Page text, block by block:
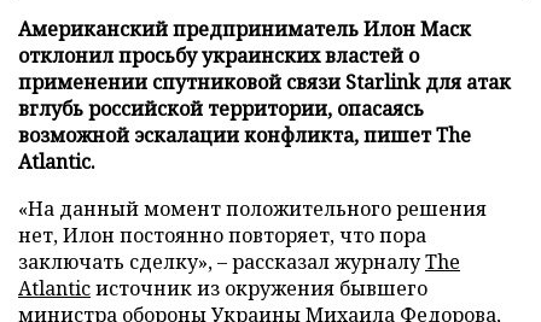
Американский предприниматель Илон Маск
отклонил просьбу украинских властей о
применении спутниковой связи Starlink для атак
вглубь российской территории, опасаясь
возможной эскалации конфликта, пишет The
Atlantic.
«На данный момент положительного решения
нет, Илон постоянно повторяет, что пора
заключать сделку», – рассказал журналуThe
Atlanticисточник из окружения бывшего
министра обороны Украины Михаила Федорова,